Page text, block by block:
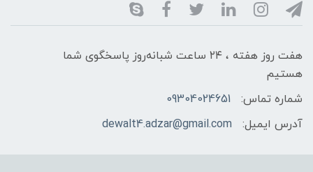
هفت روز هفته ، ۲۴ ساعت شبانه‌روز پاسخگوی شما
هستیم
شماره تماس:
09304024651
آدرس ایمیل:
dewalt4.adzar@gmail.com